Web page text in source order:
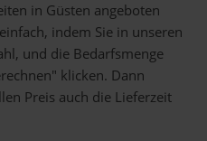
in Güsten angeboten
indem Sie in unseren
und die Bedarfsmenge
klicken. Dann
Preis auch die Lieferzeit